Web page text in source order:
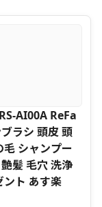
AI00A ReFa
ラシ 頭皮 頭
シャンプー
髪 毛穴 洗浄
ント あす楽